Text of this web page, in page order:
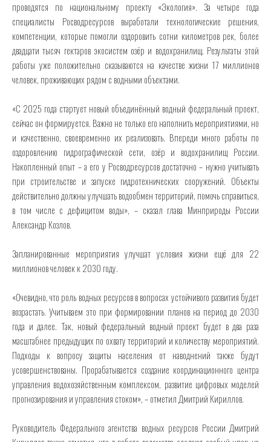
проводятся по национальному проекту «Экология». За четыре года
специалисты Росводресурсов выработали технологические решения,
компетенции, которые помогли оздоровить сотни километров рек, более
двадцати тысяч гектаров экосистем озёр и водохранилищ. Результаты этой
работы уже положительно сказываются на качестве жизни 17 миллионов
человек, проживающих рядом с водными объектами.
«С 2025 года стартует новый объединённый водный федеральный проект,
сейчас он формируется. Важно не только его наполнить мероприятиями, но
и качественно, своевременно их реализовать. Впереди много работы по
оздоровлению гидрографической сети, озёр и водохранилищ России.
Накопленный опыт – а его у Росводресурсов достаточно – нужно учитывать
при строительстве и запуске гидротехнических сооружений. Объекты
действительно должны улучшать водообмен территорий, помочь справиться,
в том числе с дефицитом воды», – сказал глава Минприроды России
Александр Козлов.
Запланированные мероприятия улучшат условия жизни ещё для 22
миллионов человек к 2030 году.
«Очевидно, что роль водных ресурсов в вопросах устойчивого развития будет
возрастать. Учитываем это при формировании планов на период до 2030
года и далее. Так, новый федеральный водный проект будет в два раза
масштабнее предыдущих по охвату территорий и количеству мероприятий.
Подходы к вопросу защиты населения от наводнений также будут
усовершенствованы. Прорабатывается создание координационного центра
управления водохозяйственным комплексом, развитие цифровых моделей
прогнозирования и управления стоком», – отметил Дмитрий Кириллов.
Руководитель Федерального агентства водных ресурсов России Дмитрий